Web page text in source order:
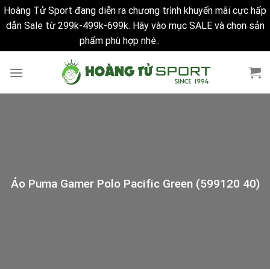
Hoàng Tử Sport đang diễn ra chương trình khuyến mãi cực hấp
dẫn Sale từ 299k-499k-699k. Hãy vào mục SALE và chọn sản
phẩm phù hợp nhé..
Áo Puma Gamer Polo Pacific Green (599120 40)